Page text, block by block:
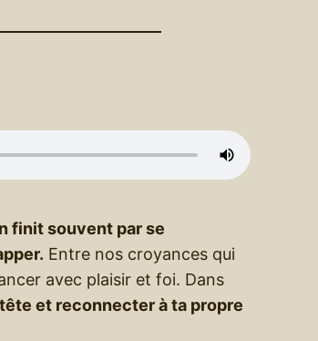
finit souvent par se
Entre nos croyances qui
avec plaisir et foi. Dans
et reconnecter à ta propre